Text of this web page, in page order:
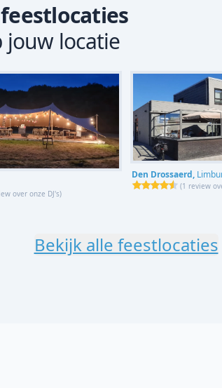
jouw locatie
over onze DJ's)
Den Drossaerd,
(1 review
Bekijk alle feestlocaties